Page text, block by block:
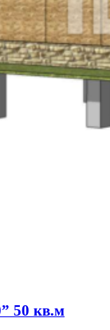
50 кв.м